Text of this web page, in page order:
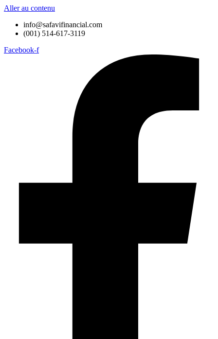
Aller au contenu
info@safavifinancial.com
(001) 514-617-3119
Facebook-f